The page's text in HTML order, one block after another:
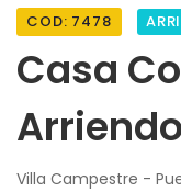
COD: 7478
Casa
Arriendo
Villa Campestre -